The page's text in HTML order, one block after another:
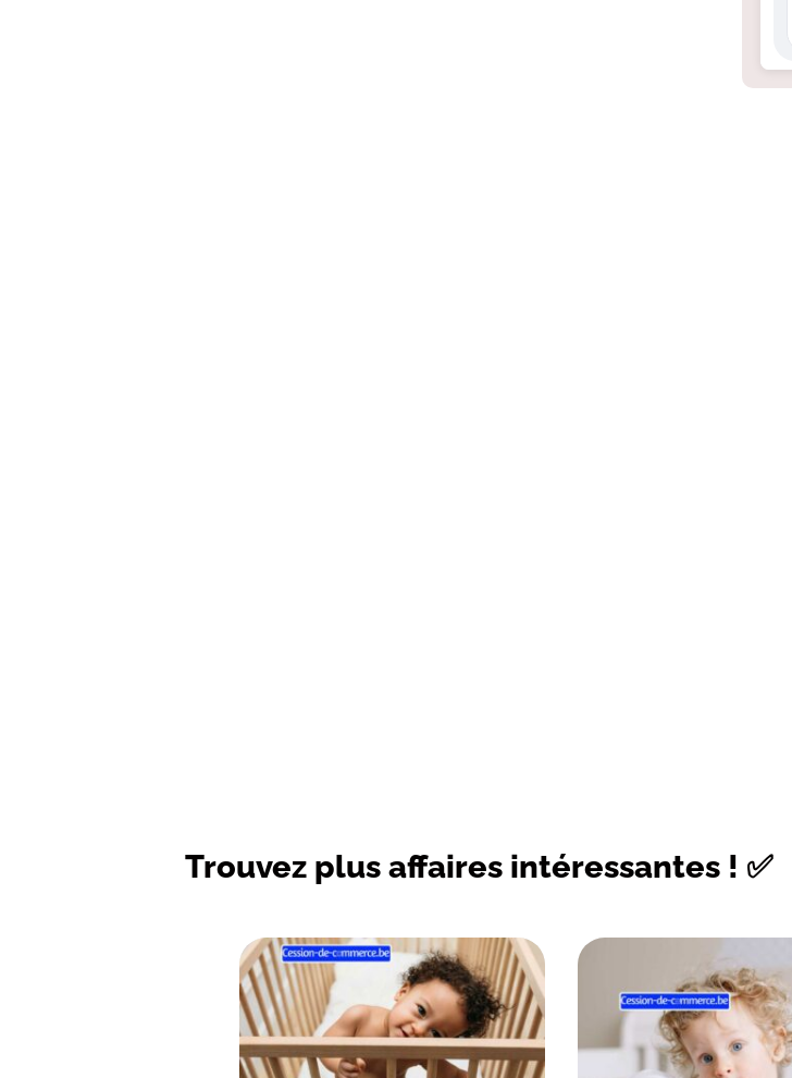
Trouvez plus affaires intéressantes ! ✅